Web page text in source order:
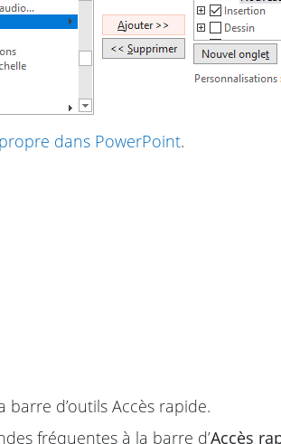
dans PowerPoint.
d’outils Accès rapide.
fréquentes à la barre d’Accès